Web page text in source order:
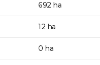
692 ha
12 ha
0 ha